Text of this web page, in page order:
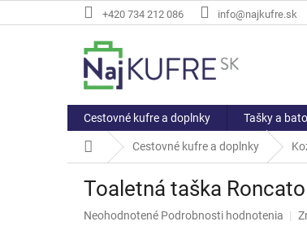
na
+420 734 212 086 info@najkufre.sk
Cestovné kufre a doplnky Tašky a
DomovCestovné kufre a doplnky
Toaletná taška
Priemerné
Neohodnotené Podrobnosti hodnotenia